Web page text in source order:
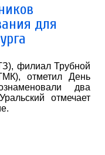
для
филиал Трубной
отметил День
два
отмечает